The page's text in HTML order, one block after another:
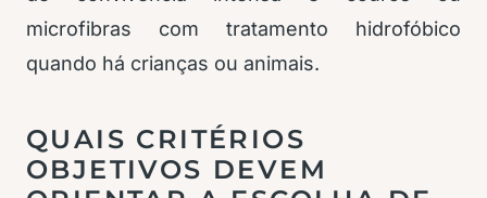
microfibras com tratamento hidrofóbico
quando há crianças ou animais.
QUAIS CRITÉRIOS
OBJETIVOS DEVEM